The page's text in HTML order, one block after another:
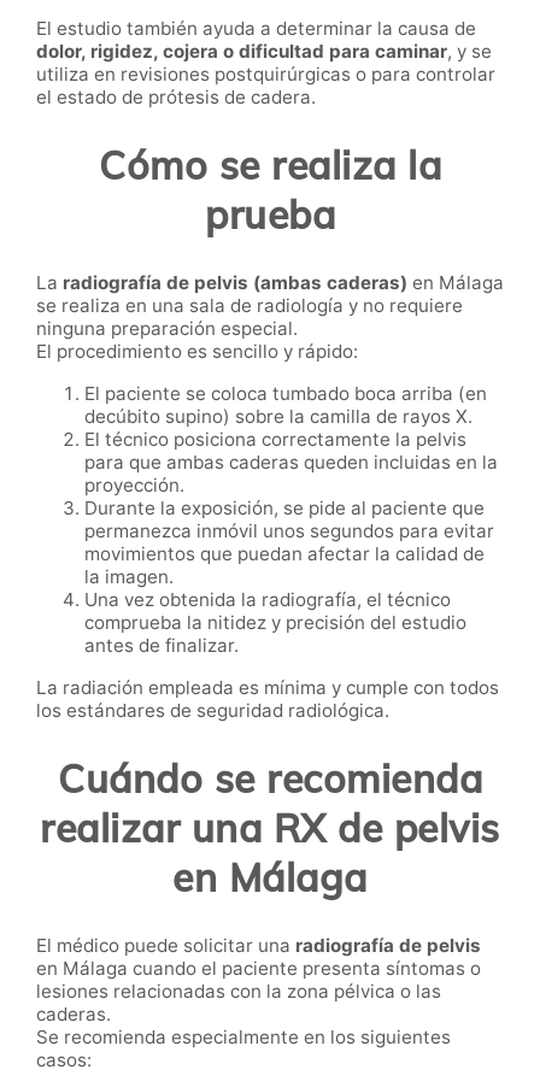
El estudio también ayuda a determinar la causa de
dolor, rigidez, cojera o dificultad para caminar, y se
utiliza en revisiones postquirúrgicas o para controlar
el estado de prótesis de cadera.
Cómo se realiza la
prueba
La radiografía de pelvis (ambas caderas) en Málaga
se realiza en una sala de radiología y no requiere
ninguna preparación especial.
El procedimiento es sencillo y rápido:
El paciente se coloca tumbado boca arriba (en
decúbito supino) sobre la camilla de rayos X.
El técnico posiciona correctamente la pelvis
para que ambas caderas queden incluidas en la
proyección.
Durante la exposición, se pide al paciente que
permanezca inmóvil unos segundos para evitar
movimientos que puedan afectar la calidad de
la imagen.
Una vez obtenida la radiografía, el técnico
comprueba la nitidez y precisión del estudio
antes de finalizar.
La radiación empleada es mínima y cumple con todos
los estándares de seguridad radiológica.
Cuándo se recomienda
realizar una RX de pelvis
en Málaga
El médico puede solicitar una radiografía de pelvis
en Málaga cuando el paciente presenta síntomas o
lesiones relacionadas con la zona pélvica o las
caderas.
Se recomienda especialmente en los siguientes
casos: